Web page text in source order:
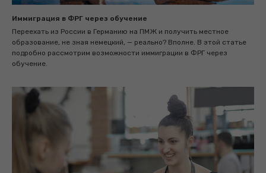
Иммиграция в ФРГ через обучение
Переехать из России в Германию на ПМЖ и получить местное
образование, не зная немецкий, — реально? Вполне. В этой статье
подробно рассмотрим возможности иммиграции в ФРГ через
обучение.